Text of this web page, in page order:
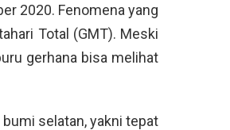
2020. Fenomena yang
Total (GMT). Meski
gerhana bisa melihat
selatan, yakni tepat